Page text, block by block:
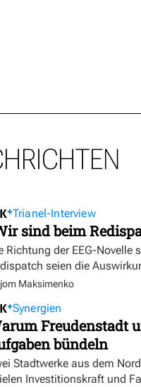
Trianel-Interview
sind beim
Richtung der EEG-
seien die
Maksimenko
Synergien
Freudenstadt
bündeln
Stadtwerke aus dem
Investitionskraft und